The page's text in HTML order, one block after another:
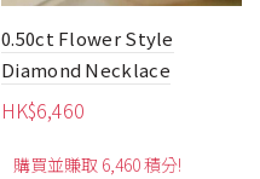
0.50ct Flower Style
Diamond Necklace
HK$6,460
購買並賺取 6,460 積分!